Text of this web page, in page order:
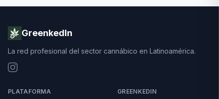
GreenkedIn
La red profesional del sector cannábico en Latinoamérica.
PLATAFORMA GREENKEDIN